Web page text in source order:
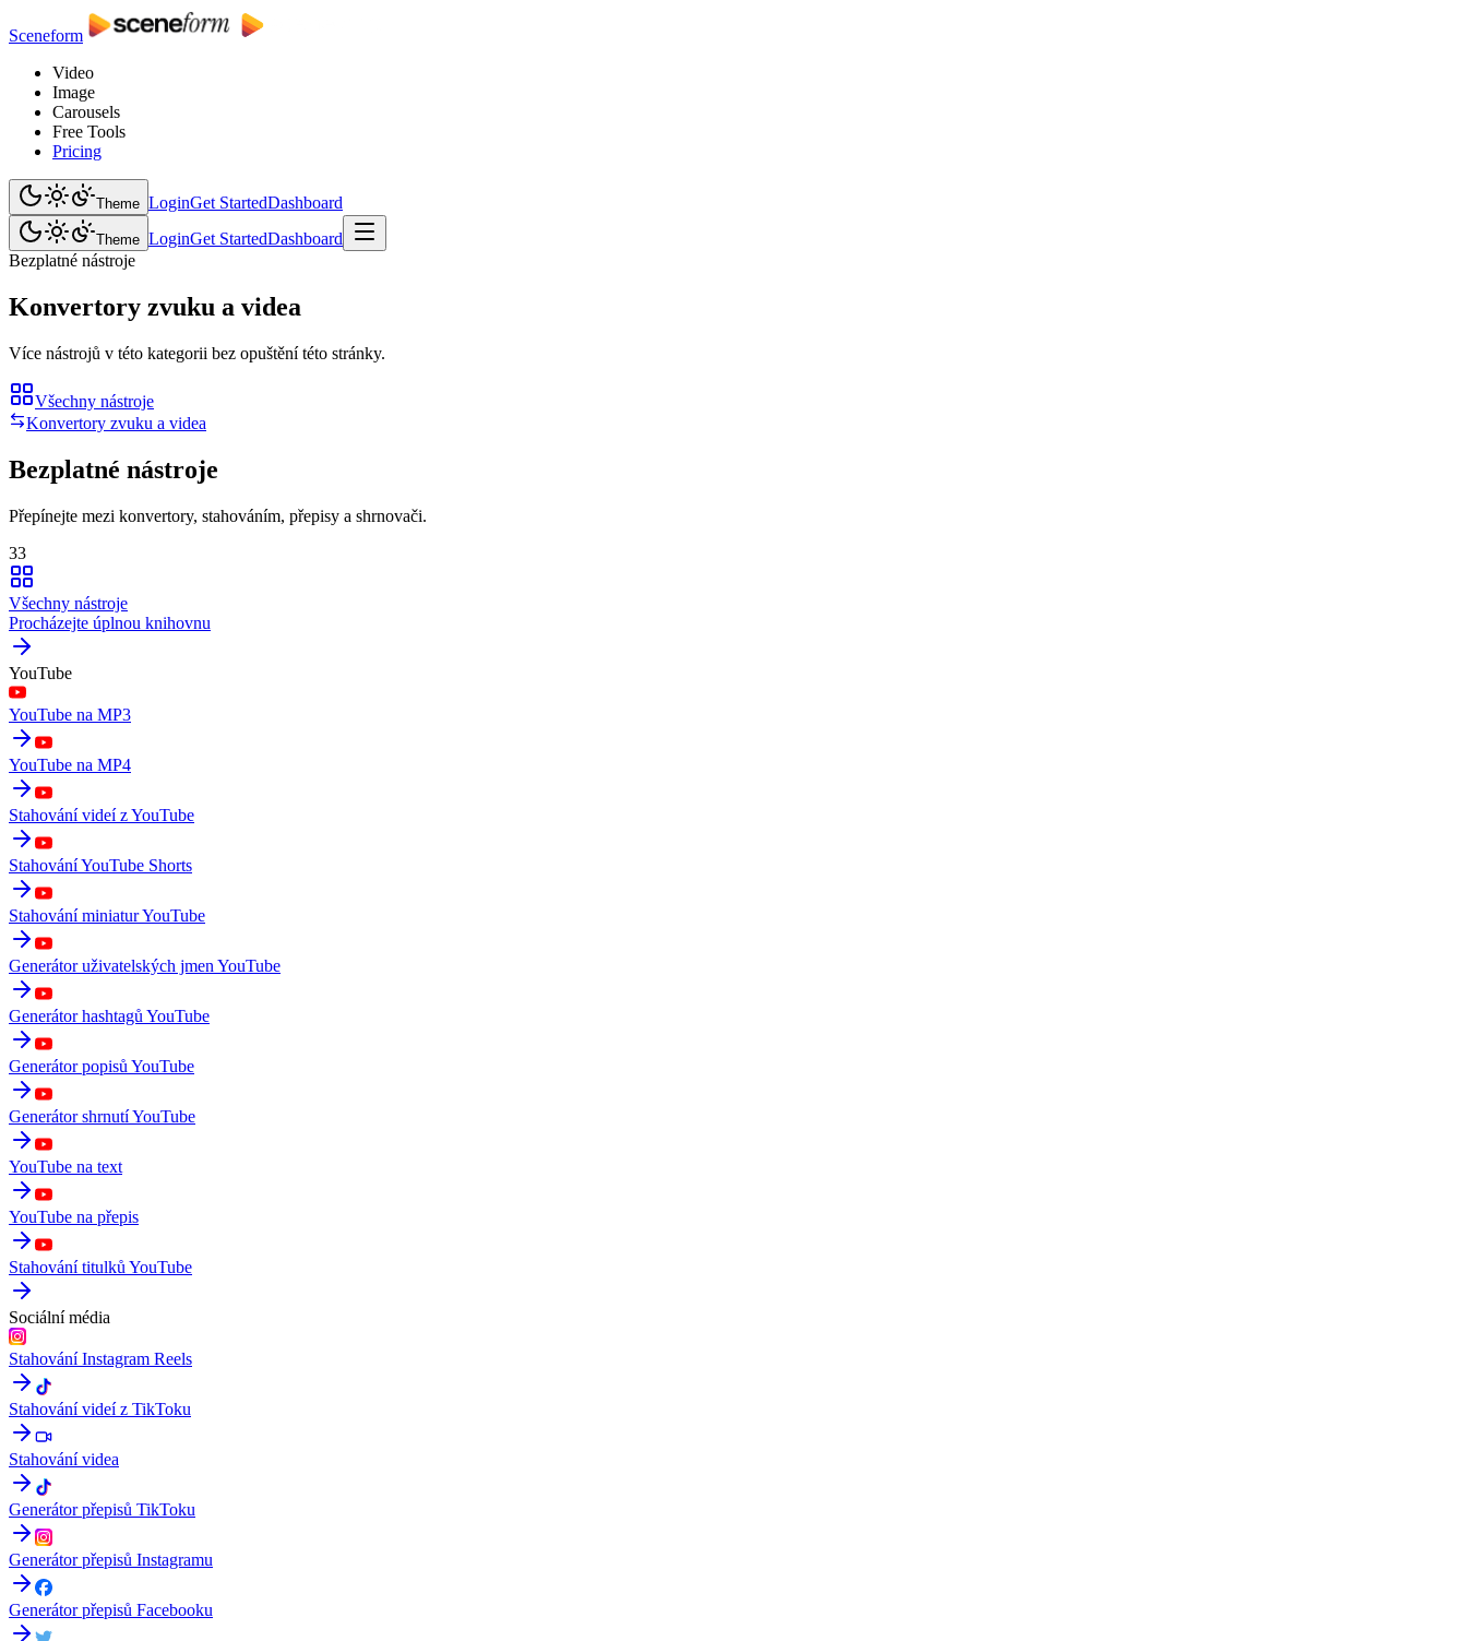
Sceneform
Video
Image
Carousels
Free Tools
Pricing
Theme LoginGet StartedDashboard
Theme LoginGet StartedDashboard
Bezplatné nástroje
Konvertory zvuku a videa
Více nástrojů v této kategorii bez opuštění této stránky.
Všechny nástroje
Konvertory zvuku a videa
Bezplatné nástroje
Přepínejte mezi konvertory, stahováním, přepisy a shrnovači.
33
Všechny nástroje
Procházejte úplnou knihovnu
YouTube
YouTube na MP3
YouTube na MP4
Stahování videí z YouTube
Stahování YouTube Shorts
Stahování miniatur YouTube
Generátor uživatelských jmen YouTube
Generátor hashtagů YouTube
Generátor popisů YouTube
Generátor shrnutí YouTube
YouTube na text
YouTube na přepis
Stahování titulků YouTube
Sociální média
Stahování Instagram Reels
Stahování videí z TikToku
Stahování videa
Generátor přepisů TikToku
Generátor přepisů Instagramu
Generátor přepisů Facebooku